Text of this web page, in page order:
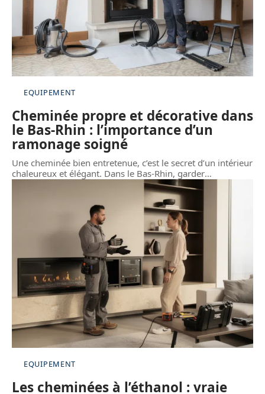
EQUIPEMENT
Cheminée propre et décorative dans
le Bas-Rhin : l’importance d’un
ramonage soigné
Une cheminée bien entretenue, c’est le secret d’un intérieur
chaleureux et élégant. Dans le Bas-Rhin, garder…
EQUIPEMENT
Les cheminées à l’éthanol : vraie